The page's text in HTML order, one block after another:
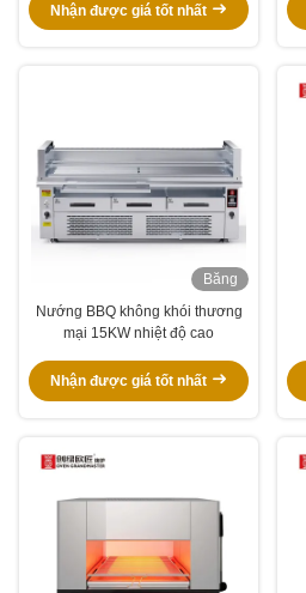
Nhận được giá tốt nhất
Băng
Nướng BBQ không khói thương
mại 15KW nhiệt độ cao
Nhận được giá tốt nhất